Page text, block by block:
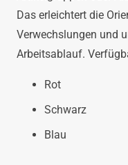
Das erleichtert die
Verwechslungen und
Arbeitsablauf.
Rot
Schwarz
Blau